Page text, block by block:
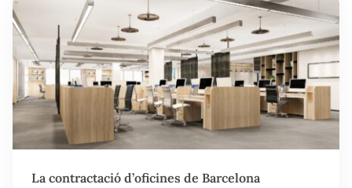
La contractació d’oficines de Barcelona